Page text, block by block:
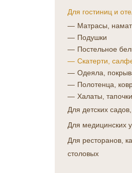
коллекция
коллекция
набивной
Отдельные
Текс
КПБ Фланель
Махровые
Отдельные
постельного белья
Руководителю
ПОДАРКИ НА
23 февраля
День Победы
Новый Год
ПОДАРКИ НА
День авиации
День
Для гостиниц и
Матрасы,
Подушки
Постельное
Скатерти,
Одеяла,
Полотенца,
Халаты, тапочки
Для детских
Для медицинских
Для ресторанов,
столовых